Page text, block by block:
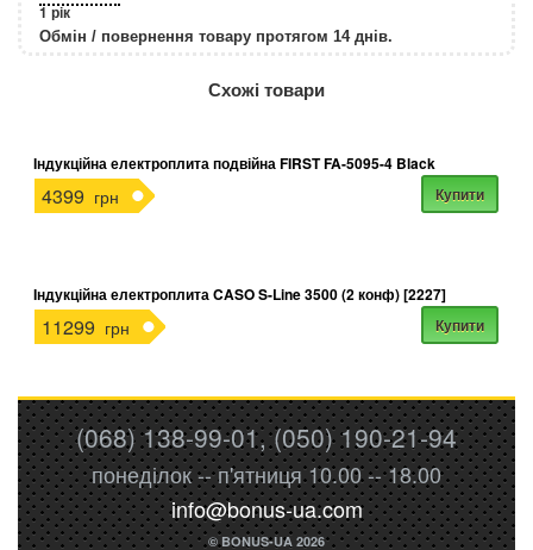
1 рік
Обмін / повернення товару протягом 14 днів.
Схожі товари
Індукційна електроплита подвійна FIRST FA-5095-4 Black
4399 грн Купити
Індукційна електроплита CASO S-Line 3500 (2 конф) [2227]
11299 грн Купити
(068) 138-99-01, (050) 190-21-94
понеділок -- п'ятниця 10.00 -- 18.00
info@bonus-ua.com
© BONUS-UA 2026